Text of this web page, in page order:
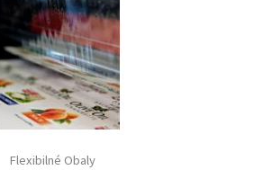
Flexibilné Obaly